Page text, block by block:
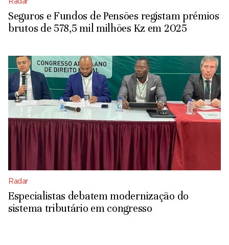
Radar
Seguros e Fundos de Pensões registam prémios
brutos de 578,5 mil milhões Kz em 2025
Radar
Especialistas debatem modernização do
sistema tributário em congresso